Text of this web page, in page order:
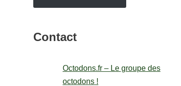
Contact
Octodons.fr – Le groupe des
octodons !